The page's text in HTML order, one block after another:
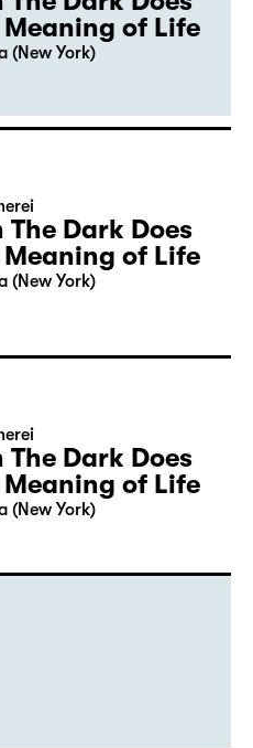
Meaning of Life
(New York)
The Dark Does
Meaning of Life
(New York)
The Dark Does
Meaning of Life
(New York)